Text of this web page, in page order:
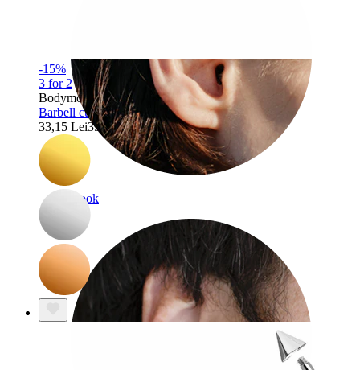
Rook
-15%
3 for 2
Bodymod Trend
Barbell curbată cu floare din pietricele
33,15 Lei39,00 Lei